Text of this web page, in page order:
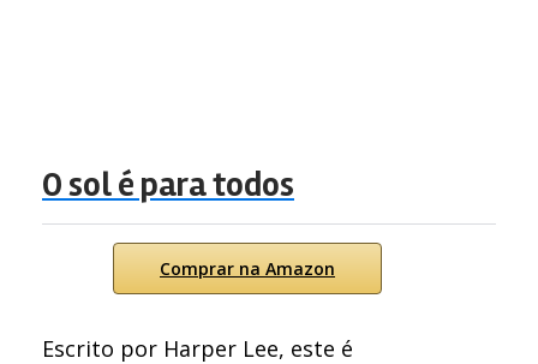
O sol é para todos
Comprar na Amazon
Escrito por Harper Lee, este é